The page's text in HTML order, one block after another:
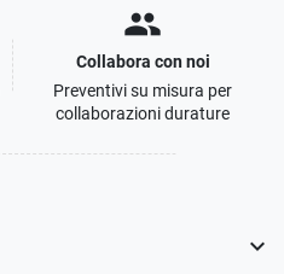
people
Collabora con noi
Preventivi su misura per
collaborazioni durature
